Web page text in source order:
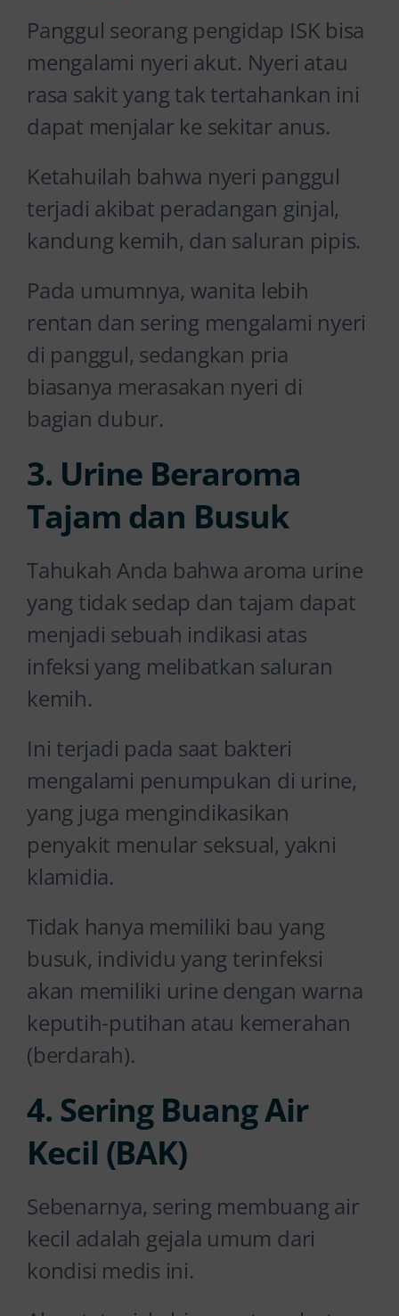
Panggul seorang pengidap ISK bisa
mengalami nyeri akut. Nyeri atau
rasa sakit yang tak tertahankan ini
dapat menjalar ke sekitar anus.
Ketahuilah bahwa nyeri panggul
terjadi akibat peradangan ginjal,
kandung kemih, dan saluran pipis.
Pada umumnya, wanita lebih
rentan dan sering mengalami nyeri
di panggul, sedangkan pria
biasanya merasakan nyeri di
bagian dubur.
3. Urine Beraroma
Tajam dan Busuk
Tahukah Anda bahwa aroma urine
yang tidak sedap dan tajam dapat
menjadi sebuah indikasi atas
infeksi yang melibatkan saluran
kemih.
Ini terjadi pada saat bakteri
mengalami penumpukan di urine,
yang juga mengindikasikan
penyakit menular seksual, yakni
klamidia.
Tidak hanya memiliki bau yang
busuk, individu yang terinfeksi
akan memiliki urine dengan warna
keputih-putihan atau kemerahan
(berdarah).
4. Sering Buang Air
Kecil (BAK)
Sebenarnya, sering membuang air
kecil adalah gejala umum dari
kondisi medis ini.